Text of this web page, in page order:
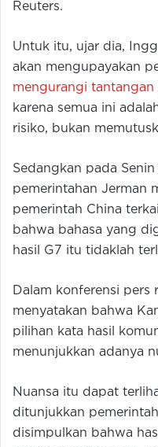
Reuters.
Untuk itu, ujar dia,
akan mengupayakan
mengurangi tantangan
karena semua ini
risiko, bukan
Sedangkan pada
pemerintahan Jerman
pemerintah China
bahwa bahasa yang
hasil G7 itu tidaklah
Dalam konferensi pers
menyatakan bahwa
pilihan kata hasil
menunjukkan adanya
Nuansa itu dapat
ditunjukkan
disimpulkan bahwa